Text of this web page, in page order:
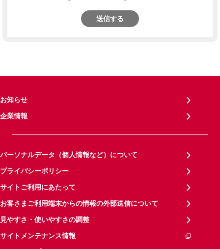
送信する
お知らせ
企業情報
パーソナルデータ（個人情報など）について
プライバシーポリシー
サイトご利用にあたって
お客さまご利用端末からの情報の外部送信について
見やすさ・使いやすさの調整
サイトメンテナンス情報